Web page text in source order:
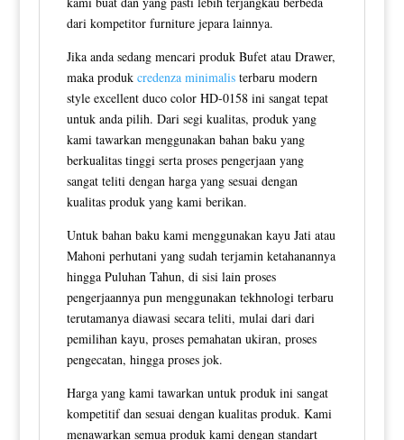
dari kompetitor furniture jepara lainnya.
Jika anda sedang mencari produk Bufet atau Drawer,
maka produk credenza minimalisterbaru modern
style excellent duco color HD-0158 ini sangat tepat
untuk anda pilih. Dari segi kualitas, produk yang
kami tawarkan menggunakan bahan baku yang
berkualitas tinggi serta proses pengerjaan yang
sangat teliti dengan harga yang sesuai dengan
kualitas produk yang kami berikan.
Untuk bahan baku kami menggunakan kayu Jati atau
Mahoni perhutani yang sudah terjamin ketahanannya
hingga Puluhan Tahun, di sisi lain proses
pengerjaannya pun menggunakan tekhnologi terbaru
terutamanya diawasi secara teliti, mulai dari dari
pemilihan kayu, proses pemahatan ukiran, proses
pengecatan, hingga proses jok.
Harga yang kami tawarkan untuk produk ini sangat
kompetitif dan sesuai dengan kualitas produk. Kami
menawarkan semua produk kami dengan standart